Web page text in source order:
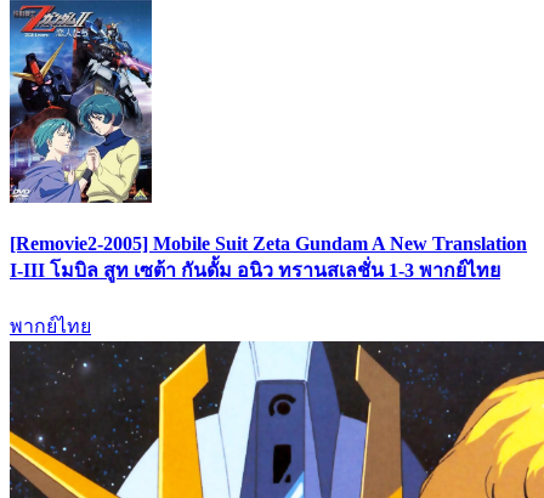
[Removie2-2005] Mobile Suit Zeta Gundam A New Translation
I-III โมบิล สูท เซต้า กันดั้ม อนิว ทรานสเลชั่น 1-3 พากย์ไทย
พากย์ไทย